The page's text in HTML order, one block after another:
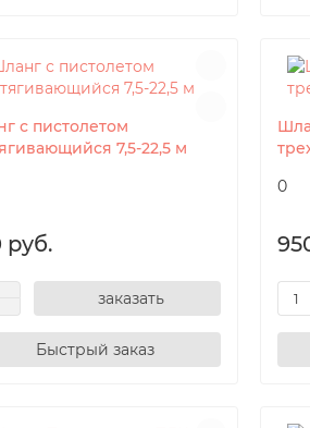
с пистолетом
7,5-22,5 м
руб.
заказать
0